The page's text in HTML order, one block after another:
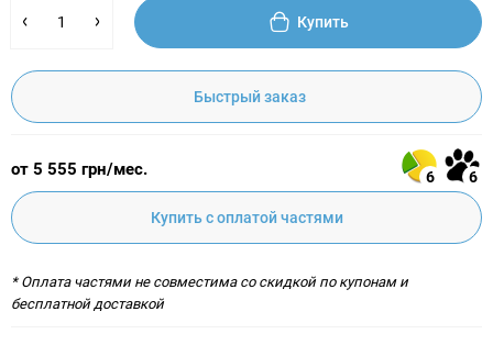
Купить
Быстрый заказ
от 5 555 грн/мес. 6 6
Купить с оплатой частями
* Оплата частями не совместима со скидкой по купонам и
бесплатной доставкой